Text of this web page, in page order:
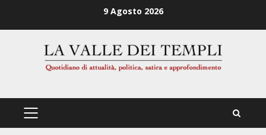
9 Agosto 2026
PRIMÄRES